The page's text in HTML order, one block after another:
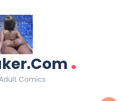
.
Comics